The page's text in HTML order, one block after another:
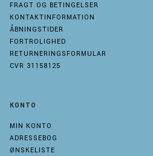
FRAGT OG BETINGELSER
KONTAKTINFORMATION
ÅBNINGSTIDER
FORTROLIGHED
RETURNERINGSFORMULAR
CVR 31158125
KONTO
MIN KONTO
ADRESSEBOG
ØNSKELISTE